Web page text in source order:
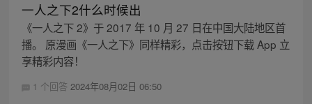
一人之下2什么时候出
《一人之下 2》于 2017 年 10 月 27 日在中国大陆地区首
播。 原漫画《一人之下》同样精彩，点击按钮下载 App 立
享精彩内容！
1 个回答 2024年08月02日 06:50